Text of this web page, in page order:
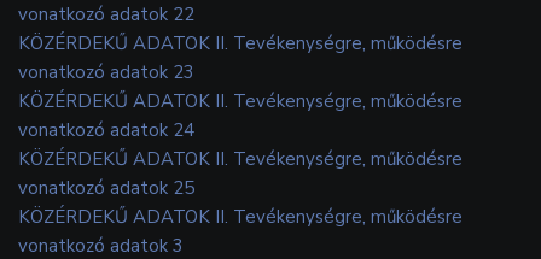
vonatkozó adatok 22
KÖZÉRDEKŰ ADATOK II. Tevékenységre, működésre
vonatkozó adatok 23
KÖZÉRDEKŰ ADATOK II. Tevékenységre, működésre
vonatkozó adatok 24
KÖZÉRDEKŰ ADATOK II. Tevékenységre, működésre
vonatkozó adatok 25
KÖZÉRDEKŰ ADATOK II. Tevékenységre, működésre
vonatkozó adatok 3